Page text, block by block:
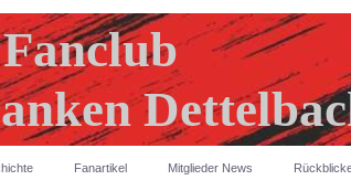
Fanartikel Mitglieder News